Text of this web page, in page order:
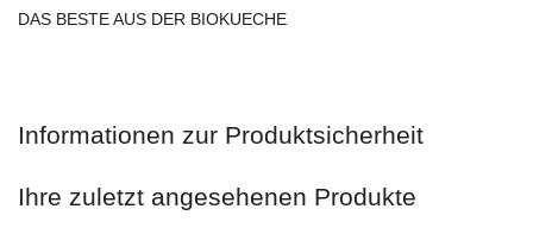
DAS BESTE AUS DER BIOKUECHE
Informationen zur Produktsicherheit
Ihre zuletzt angesehenen Produkte